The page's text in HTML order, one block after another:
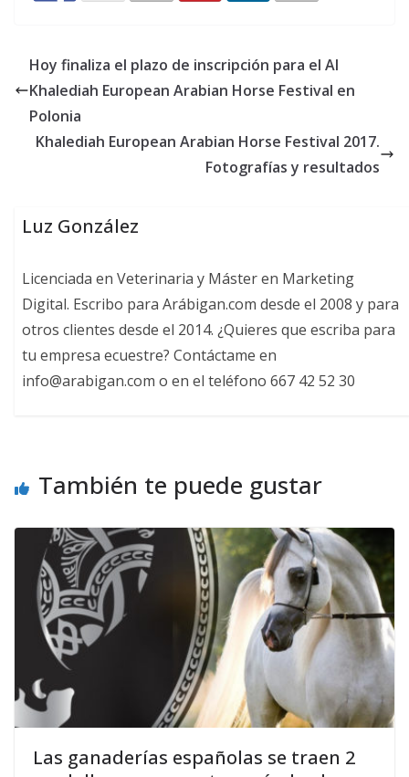
Hoy finaliza el plazo de inscripción para el Al
Khalediah European Arabian Horse Festival en
Polonia
Khalediah European Arabian Horse Festival 2017.
Fotografías y resultados
Luz González
Licenciada en Veterinaria y Máster en Marketing
Digital. Escribo para Arábigan.com desde el 2008 y para
otros clientes desde el 2014. ¿Quieres que escriba para
tu empresa ecuestre? Contáctame en
info@arabigan.com o en el teléfono 667 42 52 30
También te puede gustar
Las ganaderías españolas se traen 2